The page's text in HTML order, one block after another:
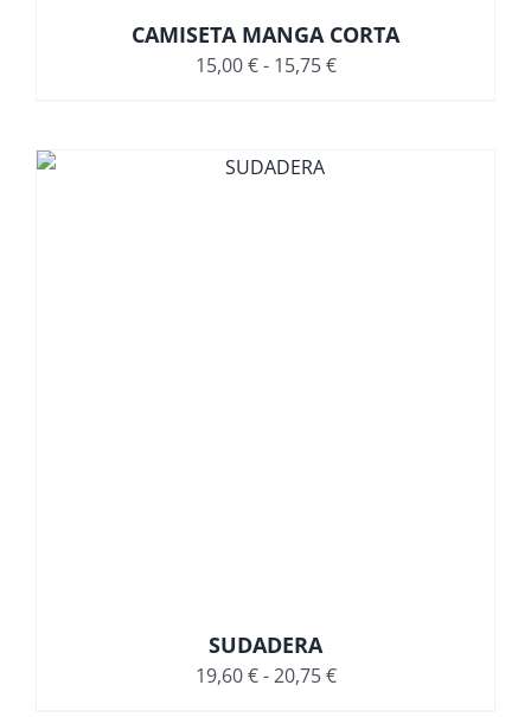
CAMISETA MANGA CORTA
15,00€ - 15,75€Rango
SUDADERA
19,60€ - 20,75€Rango